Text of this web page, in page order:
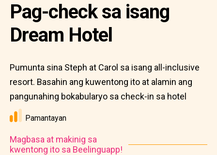
Pag-check sa isang
Dream Hotel
Pumunta sina Steph at Carol sa isang all-inclusive
resort. Basahin ang kuwentong ito at alamin ang
pangunahing bokabularyo sa check-in sa hotel
Pamantayan
Magbasa at makinig sa
kwentong ito sa Beelinguapp!